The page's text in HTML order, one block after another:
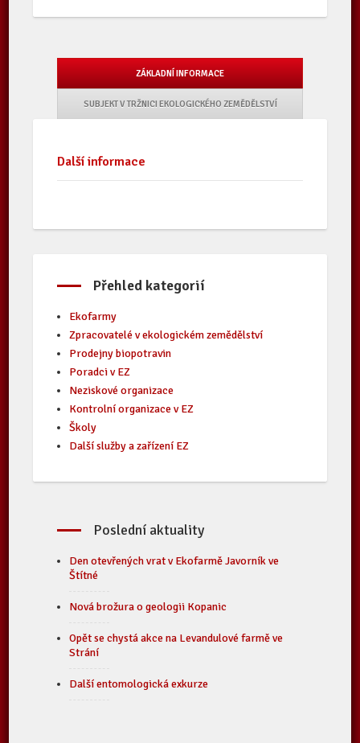
ZÁKLADNÍ INFORMACE
SUBJEKT V TRŽNICI EKOLOGICKÉHO ZEMĚDĚLSTVÍ
Další informace
Přehled kategorií
Ekofarmy
Zpracovatelé v ekologickém zemědělství
Prodejny biopotravin
Poradci v EZ
Neziskové organizace
Kontrolní organizace v EZ
Školy
Další služby a zařízení EZ
Poslední aktuality
Den otevřených vrat v Ekofarmě Javorník ve
Štítné
Nová brožura o geologii Kopanic
Opět se chystá akce na Levandulové farmě ve
Strání
Další entomologická exkurze